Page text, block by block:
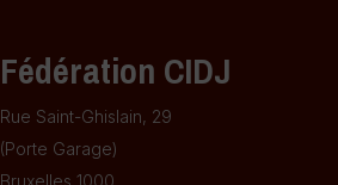
Fédération CIDJ
Rue Saint-Ghislain, 29
(Porte Garage)